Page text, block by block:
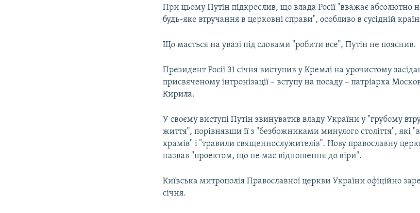
При цьому Путін підкреслив, що влада Росії "вважає абсолютно
будь-яке втручання в церковні справи", особливо в сусідній
Що мається на увазі під словами "робити все", Путін не пояснив.
Президент Росії 31 січня виступив у Кремлі на урочистому
присвяченому інтронізації – вступу на посаду – патріарха
Кирила.
У своєму виступі Путін звинуватив владу України у "грубому
життя", порівнявши її з "безбожниками минулого століття", які
храмів" і "травили священнослужителів". Нову православну
назвав "проектом, що не має відношення до віри".
Київська митрополія Православної церкви України офіційно
січня.